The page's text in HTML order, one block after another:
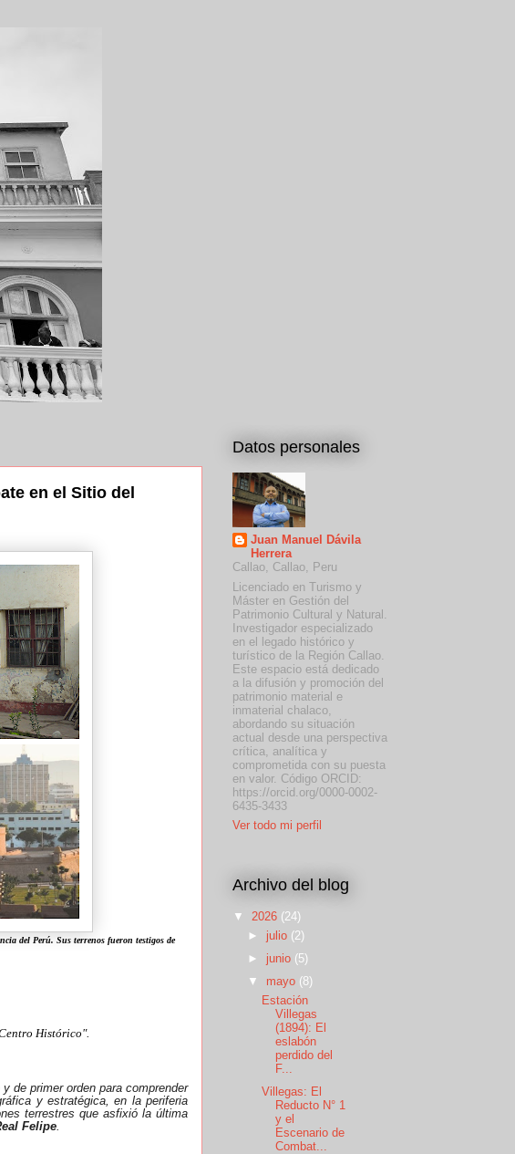
en el Sitio del
del Perú. Sus terrenos fueron testigos de
Histórico".
de primer orden para comprender
y estratégica, en la periferia
terrestres que asfixió la última
Felipe.
Datos personales
Juan Manuel Dávila
Herrera
Callao, Callao, Peru
Licenciado en Turismo y
Máster en Gestión del
Patrimonio Cultural y Natural.
Investigador especializado
en el legado histórico y
turístico de la Región Callao.
Este espacio está dedicado
a la difusión y promoción del
patrimonio material e
inmaterial chalaco,
abordando su situación
actual desde una perspectiva
crítica, analítica y
comprometida con su puesta
en valor. Código ORCID:
https://orcid.org/0000-0002-
6435-3433
Ver todo mi perfil
Archivo del blog
▼ 2026 (24)
► julio (2)
► junio (5)
▼ mayo (8)
Estación
Villegas
(1894): El
eslabón
perdido del
F...
Villegas: El
Reducto N° 1
y el
Escenario de
Combat...